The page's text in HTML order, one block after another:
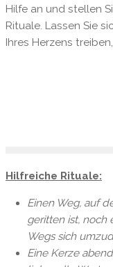
Hilfe an und stellen
Rituale. Lassen Sie
Ihres Herzens
Hilfreiche Rituale:
Einen Weg, auf
geritten ist, noch
Wegs sich
Eine Kerze